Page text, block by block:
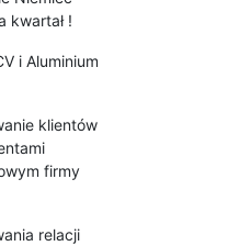
kwartał !
i Aluminium
klientów
firmy
relacji